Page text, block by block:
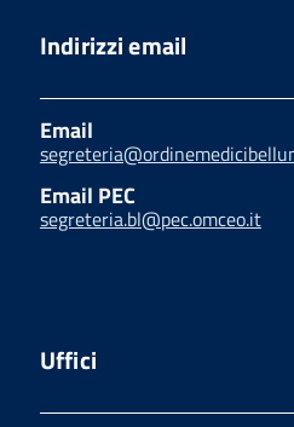
Indirizzi email
Email
Email PEC
segreteria.bl@pec.omceo.it
Uffici